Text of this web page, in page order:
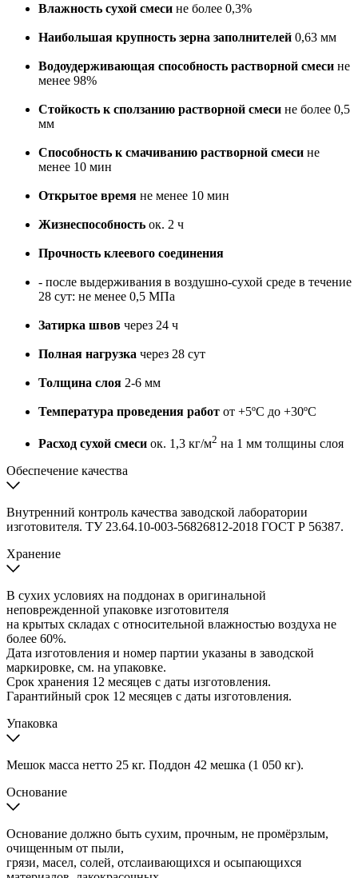
Влажность сухой смеси не более 0,3%
Наибольшая крупность зерна заполнителей 0,63 мм
Водоудерживающая способность растворной смеси не
менее 98%
Стойкость к сползанию растворной смеси не более 0,5
мм
Способность к смачиванию растворной смеси не
менее 10 мин
Открытое время не менее 10 мин
Жизнеспособность ок. 2 ч
Прочность клеевого соединения
- после выдерживания в воздушно-сухой среде в течение
28 сут: не менее 0,5 МПа
Затирка швов через 24 ч
Полная нагрузка через 28 сут
Толщина слоя 2-6 мм
Температура проведения работ от +5ºС до +30ºС
Расход сухой смеси ок. 1,3 кг/м2 на 1 мм толщины слоя
Обеспечение качества
Внутренний контроль качества заводской лаборатории
изготовителя. ТУ 23.64.10-003-56826812-2018 ГОСТ Р 56387.
Хранение
В сухих условиях на поддонах в оригинальной
неповрежденной упаковке изготовителя
на крытых складах с относительной влажностью воздуха не
более 60%.
Дата изготовления и номер партии указаны в заводской
маркировке, см. на упаковке.
Срок хранения 12 месяцев с даты изготовления.
Гарантийный срок 12 месяцев с даты изготовления.
Упаковка
Мешок масса нетто 25 кг. Поддон 42 мешка (1 050 кг).
Основание
Основание должно быть сухим, прочным, не промёрзлым,
очищенным от пыли,
грязи, масел, солей, отслаивающихся и осыпающихся